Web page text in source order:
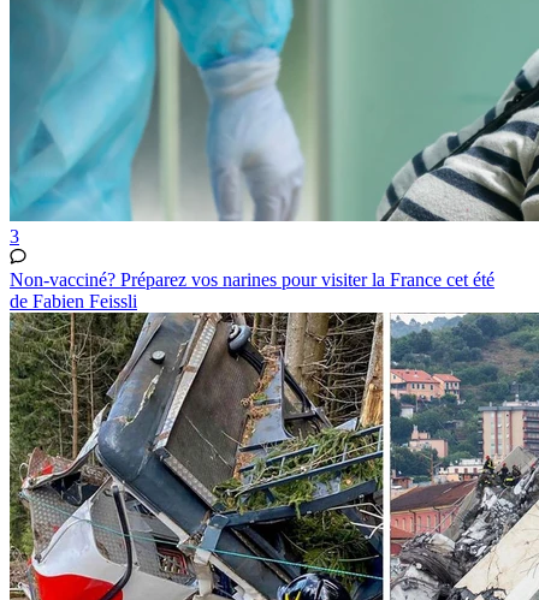
3
Non-vacciné? Préparez vos narines pour visiter la France cet été
de Fabien Feissli